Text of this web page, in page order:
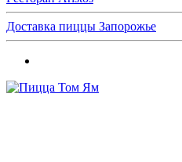
Доставка пиццы Запорожье